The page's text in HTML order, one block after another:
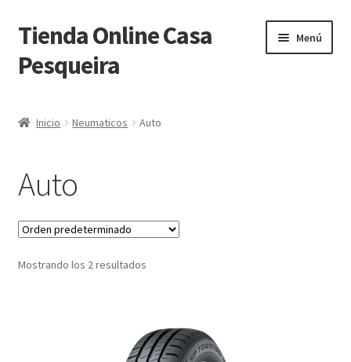
Ir
la
Ir
al
contenido
Tienda Online Casa
Pesqueira
Menú
Finalizar compra
Mi cuenta
Inicio Neumaticos Auto
Auto
Mostrando los 2 resultados